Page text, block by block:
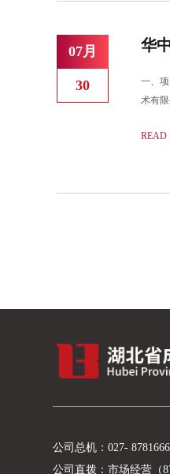
07月
30
华
一、
术有
READ
公司总机：027-
公司直拨：市场经营（